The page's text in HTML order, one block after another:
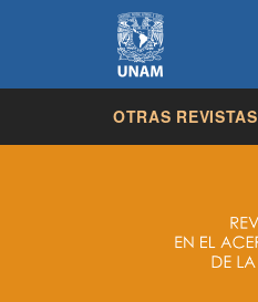
OTRAS REVISTAS